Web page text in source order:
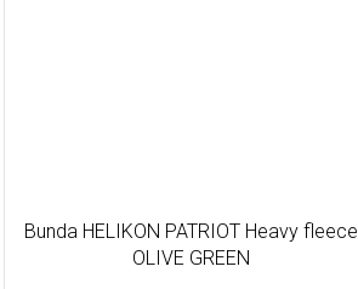
Bunda HELIKON PATRIOT Heavy fleece
OLIVE GREEN